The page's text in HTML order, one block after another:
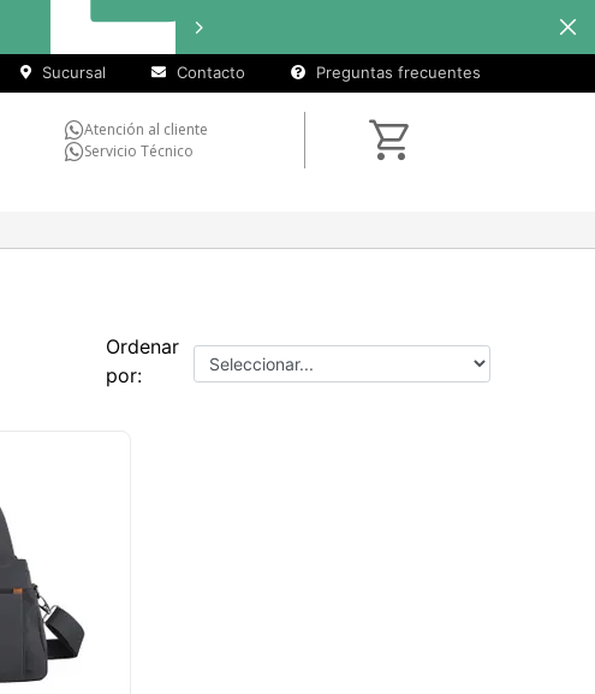
Sucursal Contacto Preguntas frecuentes
Atención al cliente
Servicio Técnico
Ordenar
por: